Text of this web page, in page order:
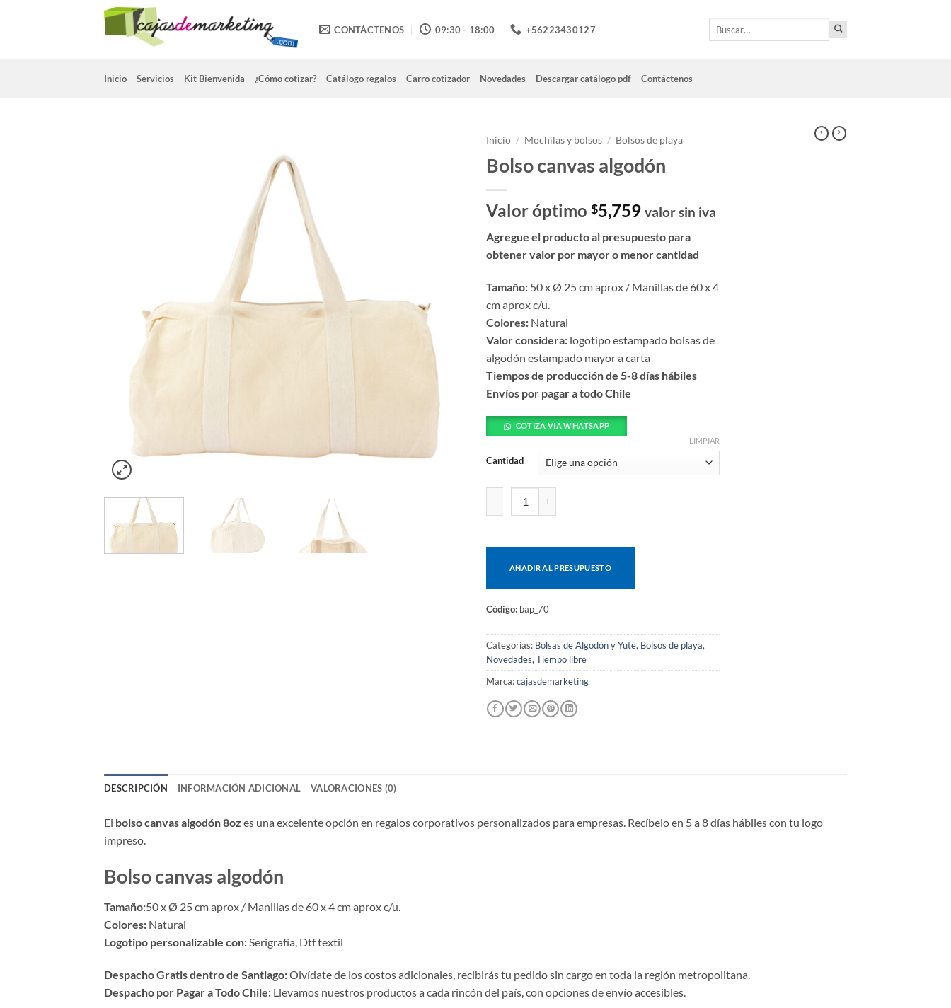
CONTÁCTENOS 09:30 - 18:00 +56223430127
Inicio Servicios Kit Bienvenida ¿Cómo cotizar? Catálogo regalos Carro cotizador Novedades Descargar catálogo pdf Contáctenos
Inicio / Mochilas y bolsos / Bolsos de playa
Bolso canvas algodón
Valor óptimo $5,759 valor sin iva
Agregue el producto al presupuesto para
obtener valor por mayor o menor cantidad
Tamaño: 50 x Ø 25 cm aprox / Manillas de 60 x 4
cm aprox c/u.
Colores: Natural
Valor considera: logotipo estampado bolsas de
algodón estampado mayor a carta
Tiempos de producción de 5-8 días hábiles
Envíos por pagar a todo Chile
COTIZA VIA WHATSAPP
Cantidad
LIMPIAR
AÑADIR AL PRESUPUESTO
Código: bap_70
Categorías: Bolsas de Algodón y Yute, Bolsos de playa,
Novedades, Tiempo libre
Marca:cajasdemarketing
DESCRIPCIÓN INFORMACIÓN ADICIONAL VALORACIONES (0)
El bolso canvas algodón 8oz es una excelente opción en regalos corporativos personalizados para empresas. Recíbelo en 5 a 8 días hábiles con tu logo
impreso.
Bolso canvas algodón
Tamaño:50 x Ø 25 cm aprox / Manillas de 60 x 4 cm aprox c/u.
Colores: Natural
Logotipo personalizable con:Serigrafía, Dtf textil
Despacho Gratis dentro de Santiago:Olvídate de los costos adicionales, recibirás tu pedido sin cargo en toda la región metropolitana.
Despacho por Pagar a Todo Chile: Llevamos nuestros productos a cada rincón del país, con opciones de envío accesibles.